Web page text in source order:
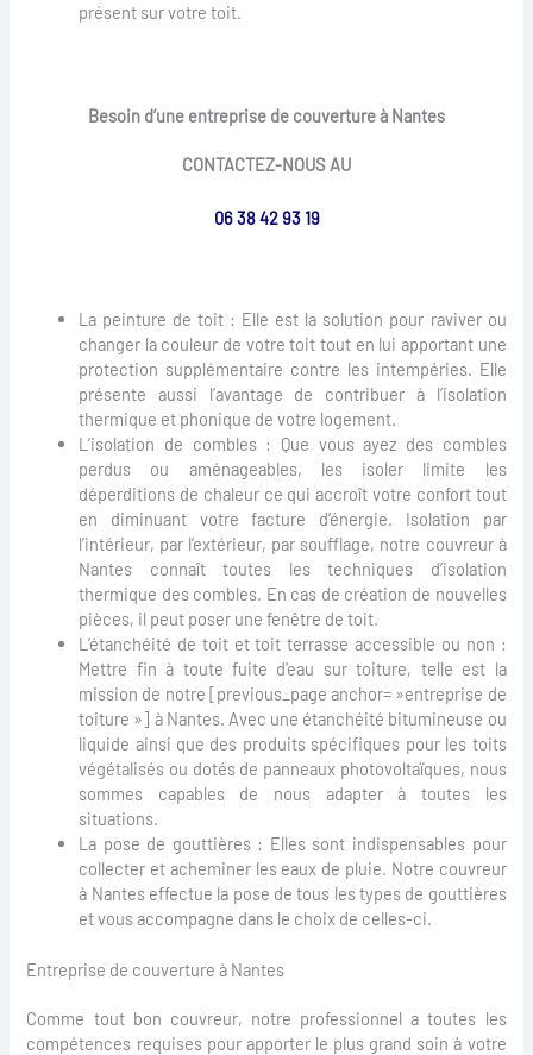
présent sur votre toit.
Besoin d’une entreprise de couverture à Nantes
CONTACTEZ-NOUS AU
06 38 42 93 19
La peinture de toit : Elle est la solution pour raviver ou
changer la couleur de votre toit tout en lui apportant une
protection supplémentaire contre les intempéries. Elle
présente aussi l’avantage de contribuer à l’isolation
thermique et phonique de votre logement.
L’isolation de combles : Que vous ayez des combles
perdus ou aménageables, les isoler limite les
déperditions de chaleur ce qui accroît votre confort tout
en diminuant votre facture d’énergie. Isolation par
l’intérieur, par l’extérieur, par soufflage, notre couvreur à
Nantes connaît toutes les techniques d’isolation
thermique des combles. En cas de création de nouvelles
pièces, il peut poser une fenêtre de toit.
L’étanchéité de toit et toit terrasse accessible ou non :
Mettre fin à toute fuite d’eau sur toiture, telle est la
mission de notre [previous_page anchor= »entreprise de
toiture »] à Nantes. Avec une étanchéité bitumineuse ou
liquide ainsi que des produits spécifiques pour les toits
végétalisés ou dotés de panneaux photovoltaïques, nous
sommes capables de nous adapter à toutes les
situations.
La pose de gouttières : Elles sont indispensables pour
collecter et acheminer les eaux de pluie. Notre couvreur
à Nantes effectue la pose de tous les types de gouttières
et vous accompagne dans le choix de celles-ci.
Entreprise de couverture à Nantes
Comme tout bon couvreur, notre professionnel a toutes les
compétences requises pour apporter le plus grand soin à votre